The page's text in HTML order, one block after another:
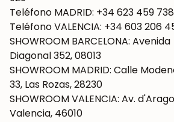
Teléfono MADRID: +34 623 459 738
Teléfono VALENCIA: +34 603 206
SHOWROOM BARCELONA: Avenida
Diagonal 352, 08013
SHOWROOM MADRID: Calle
33, Las Rozas, 28230
SHOWROOM VALENCIA: Av.
Valencia, 46010